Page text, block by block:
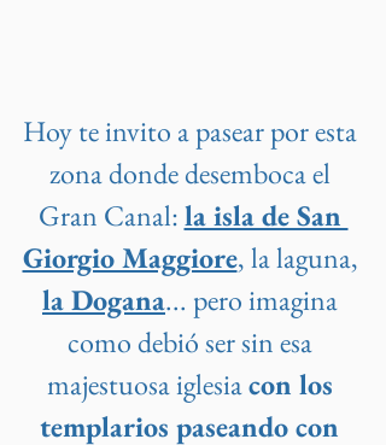
Hoy te invito a pasear por esta
zona donde desemboca el
Gran Canal: la isla de San
Giorgio Maggiore, la laguna,
la Dogana... pero imagina
como debió ser sin esa
majestuosa iglesia con los
templarios paseando con